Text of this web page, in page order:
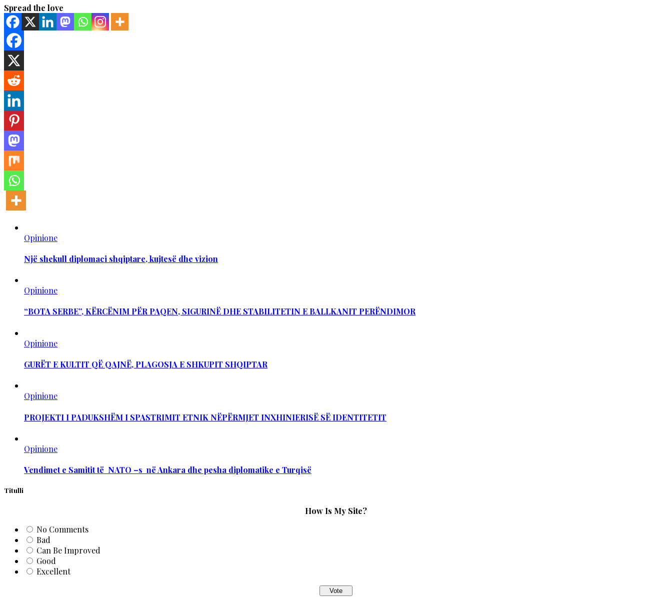
Spread the love
Opinione
Një shekull diplomaci shqiptare, kujtesë dhe vizion
Opinione
“BOTA SERBE”, KËRCËNIM PËR PAQEN, SIGURINË DHE STABILITETIN E BALLKANIT PERËNDIMOR
Opinione
GURËT E KULTIT QË QAJNË, PLAGOSJA E SHKUPIT SHQIPTAR
Opinione
PROJEKTI I PADUKSHËM I SPASTRIMIT ETNIK NËPËRMJET INXHINIERISË SË IDENTITETIT
Opinione
Vendimet e Samitit të NATO –s në Ankara dhe pesha diplomatike e Turqisë
Titulli
How Is My Site?
No Comments
Bad
Can Be Improved
Good
Excellent